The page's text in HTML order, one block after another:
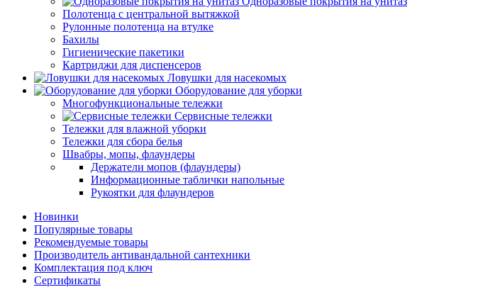
Полотенца с центральной вытяжкой
Рулонные полотенца на втулке
Бахилы
Гигиенические пакетики
Картриджи для диспенсеров
Ловушки для насекомых
Оборудование для уборки
Многофункциональные тележки
Сервисные тележки
Тележки для влажной уборки
Тележки для сбора белья
Швабры, мопы, флаундеры
Держатели мопов (флаундеры)
Информационные таблички напольные
Рукоятки для флаундеров
Новинки
Популярные товары
Рекомендуемые товары
Производитель антивандальной сантехники
Комплектация под ключ
Сертификаты